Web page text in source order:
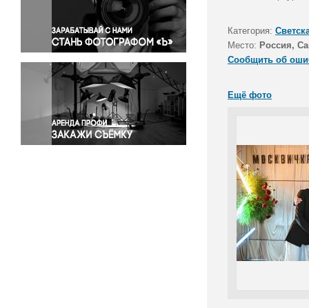
Правосудие
Происшествия и конфликты
Религия
Светская жизнь
Спорт
Экология
Экономика и бизнес
Категория:
Место: Россия,
Сообщить об
Ещё фото